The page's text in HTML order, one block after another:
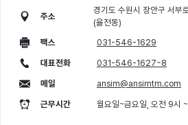
경기 수원시 장안구 서부로 2189-1
전화
주소
경기도 수원시 장안구 서부
(율전동)
팩스
031-546-1629
대표전화
031-546-1627~8
메일
ansim@ansimtm.com
근무시간
월요일~금요일, 오전 9시